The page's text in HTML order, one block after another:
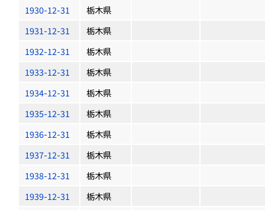
1930-12-31
栃木県
1931-12-31
栃木県
1932-12-31
栃木県
1933-12-31
栃木県
1934-12-31
栃木県
1935-12-31
栃木県
1936-12-31
栃木県
1937-12-31
栃木県
1938-12-31
栃木県
1939-12-31
栃木県